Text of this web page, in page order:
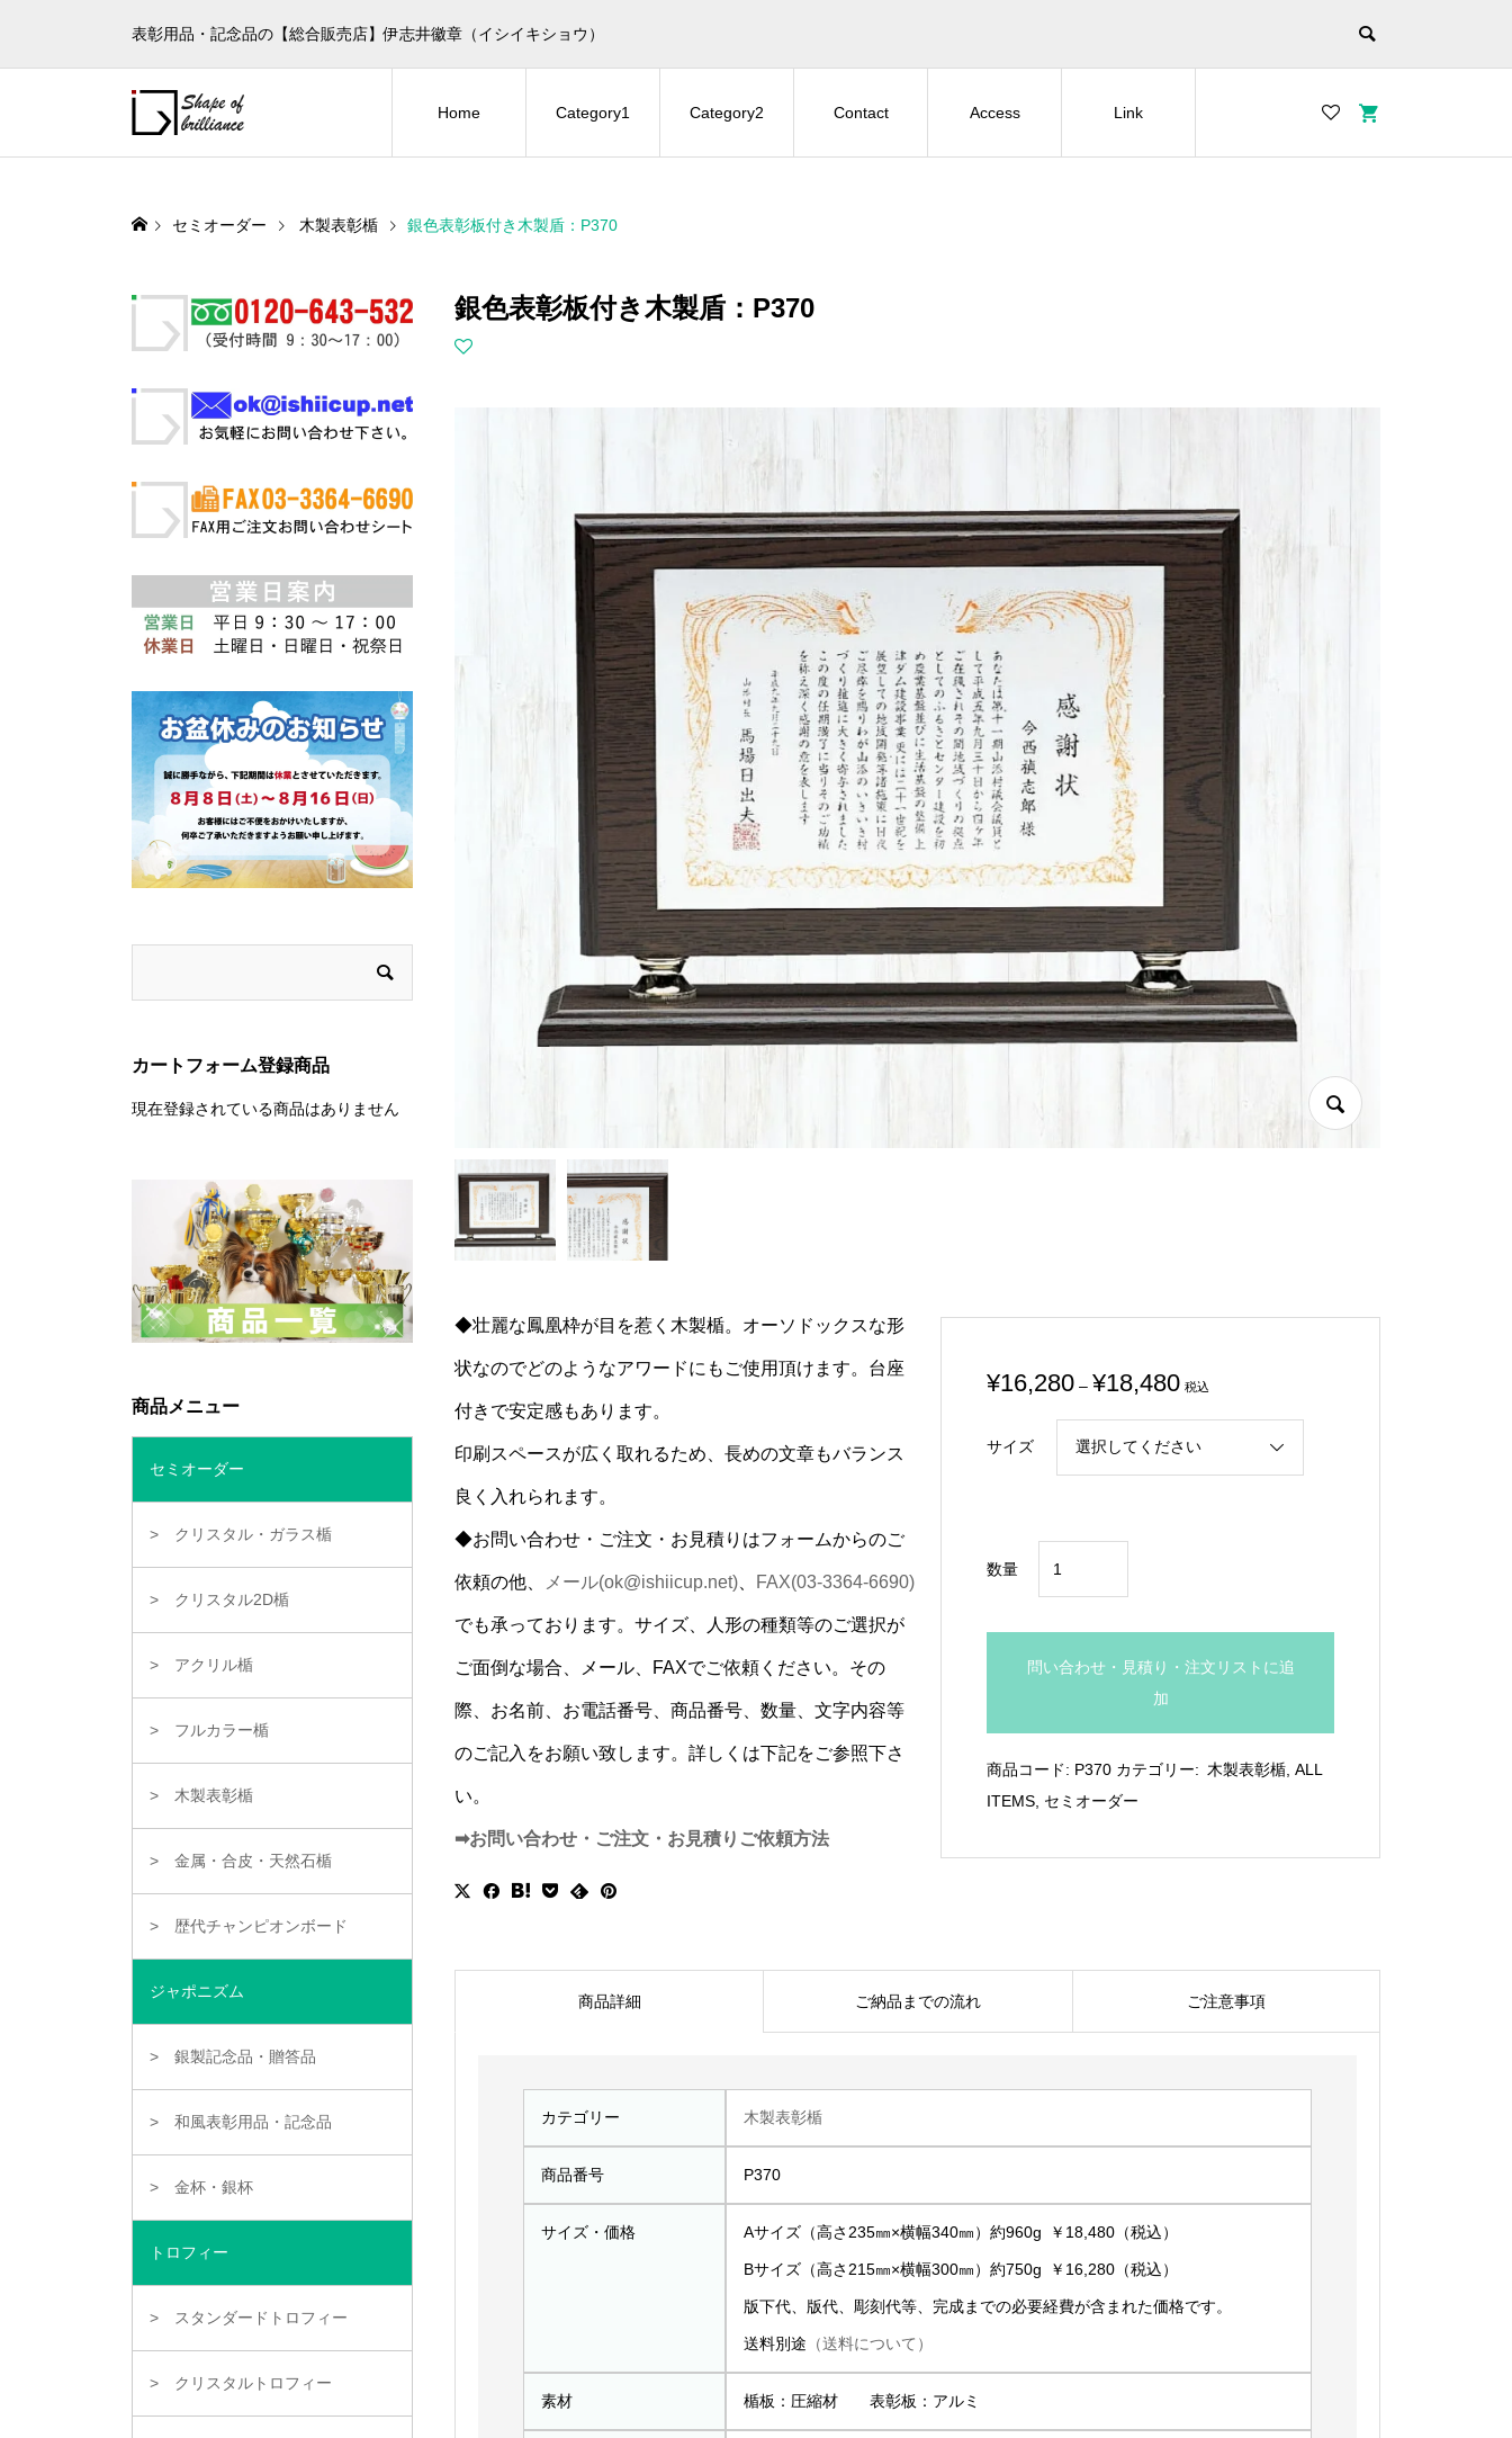
表彰用品・記念品の【総合販売店】伊志井徽章（イシイキショウ）
Home Category1 Category2 Contact Access Link
セミオーダー 木製表彰楯 銀色表彰板付き木製盾：P370
銀色表彰板付き木製盾：P370
◆壮麗な鳳凰枠が目を惹く木製楯。オーソドックスな形
状なのでどのようなアワードにもご使用頂けます。台座
付きで安定感もあります。
印刷スペースが広く取れるため、長めの文章もバランス
良く入れられます。
◆お問い合わせ・ご注文・お見積りはフォームからのご
依頼の他、 メール(ok@ishiicup.net) FAX(03-3364-6690)
でも承っております。サイズ、人形の種類等のご選択が
ご面倒な場合、メール、FAXでご依頼ください。その
際、お名前、お電話番号、商品番号、数量、文字内容等
のご記入をお願い致します。詳しくは下記をご参照下さ
い。
➡お問い合わせ・ご注文・お見積りご依頼方法
¥16,280 – ¥18,480 税込
サイズ
数量
木
製
問い合わせ・見積り・注文リストに追
加
商品コード: P370 カテゴリー: 木製表彰楯,ALL
ITEMS, セミオーダー
商品詳細 ご納品までの流れ ご注意事項
カテゴリー 木製表彰楯
商品番号 P370
サイズ・価格 Aサイズ（高さ235㎜×横幅340㎜）約960g ￥18,480（税込）
Bサイズ（高さ215㎜×横幅300㎜）約750g ￥16,280（税込）
版下代、版代、彫刻代等、完成までの必要経費が含まれた価格です。
送料別途 （送料について）
素材 楯板：圧縮材 表彰板：アルミ
カートフォーム登録商品
現在登録されている商品はありません
商品メニュー
セミオーダー
クリスタル・ガラス楯
クリスタル2D楯
アクリル楯
フルカラー楯
木製表彰楯
金属・合皮・天然石楯
歴代チャンピオンボード
ジャポニズム
銀製記念品・贈答品
和風表彰用品・記念品
金杯・銀杯
トロフィー
スタンダードトロフィー
クリスタルトロフィー